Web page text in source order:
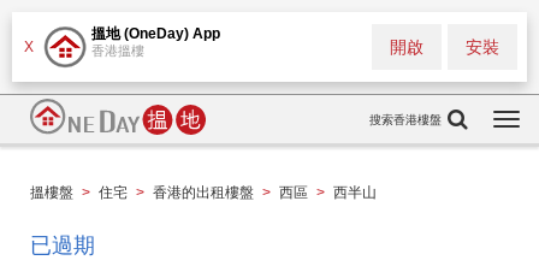
X
搵地 (OneDay) App
香港搵樓 安裝
開啟
搜索香港樓盤
搵樓盤 > 住宅 > 香港的出租樓盤 > 西區 > 西半山
已過期